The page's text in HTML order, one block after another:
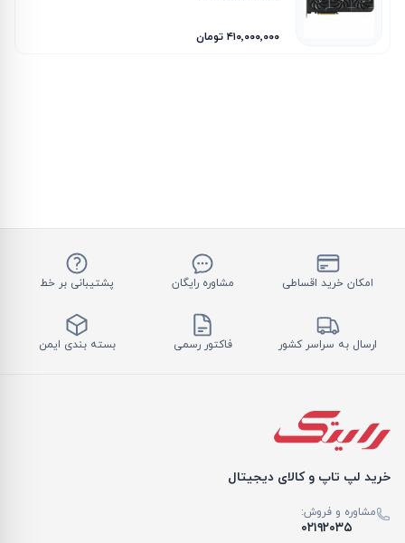
۴۱۰٬۰۰۰٬۰۰۰ تومان
امکان خرید اقساطی مشاوره رایگان پشتیبانی بر خط
ارسال به سراسر کشور فاکتور رسمی بسته بندی ایمن
خرید لپ تاپ و کالای دیجیتال
مشاوره و فروش:
۰۲۱۹۲۰۳۵